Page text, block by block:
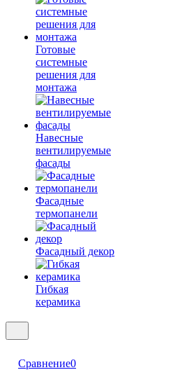
Готовые
системные
решения для
монтажа
Навесные
вентилируемые
фасады
Фасадные
термопанели
Фасадный декор
Гибкая
керамика
Сравнение0